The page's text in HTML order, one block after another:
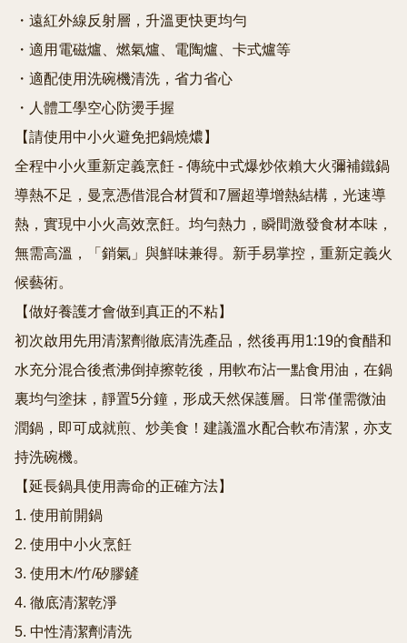
・遠紅外線反射層，升溫更快更均勻
・適用電磁爐、燃氣爐、電陶爐、卡式爐等
・適配使用洗碗機清洗，省力省心
・人體工學空心防燙手握
【請使用中小火避免把鍋燒燶】
全程中小火重新定義烹飪 - 傳統中式爆炒依賴大火彌補鐵鍋
導熱不足，曼烹憑借混合材質和7層超導增熱結構，光速導
熱，實現中小火高效烹飪。均勻熱力，瞬間激發食材本味，
無需高溫，「銷氣」與鮮味兼得。新手易掌控，重新定義火
候藝術。
【做好養護才會做到真正的不粘】
初次啟用先用清潔劑徹底清洗產品，然後再用1:19的食醋和
水充分混合後煮沸倒掉擦乾後，用軟布沾一點食用油，在鍋
裏均勻塗抹，靜置5分鐘，形成天然保護層。日常僅需微油
潤鍋，即可成就煎、炒美食！建議溫水配合軟布清潔，亦支
持洗碗機。
【延長鍋具使用壽命的正確方法】
1. 使用前開鍋
2. 使用中小火烹飪
3. 使用木/竹/矽膠鏟
4. 徹底清潔乾淨
5. 中性清潔劑清洗